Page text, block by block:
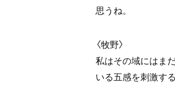
思うね。
〈牧野〉
私はその域にはま
いる五感を刺激す